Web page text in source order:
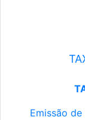
Emissão